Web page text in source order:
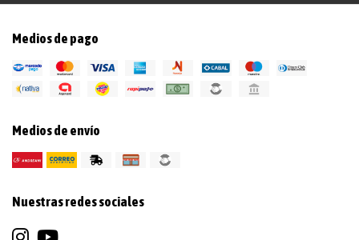
Medios de pago
Medios de envío
Nuestras redes sociales